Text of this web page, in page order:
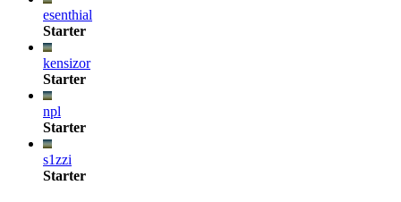
esenthial
Starter
kensizor
Starter
npl
Starter
s1zzi
Starter